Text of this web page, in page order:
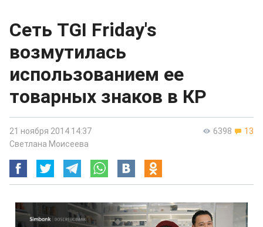
Сеть TGI Friday's
возмутилась
использованием ее
товарных знаков в КР
6398 13
21 ноября 2014 14:37
Светлана Моисеева